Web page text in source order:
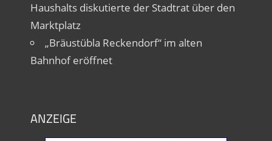
Haushalts diskutierte der Stadtrat über den
Marktplatz
„Bräustübla Reckendorf“ im alten
Bahnhof eröffnet
ANZEIGE